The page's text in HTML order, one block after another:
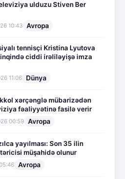
ulduzu Stiven Ber
10:43 Avropa
tennisçi Kristina Lyutova
ciddi irəliləyişə imza
11:06 Dünya
xərçənglə mübarizədən
fəaliyyətinə fasilə verir
00:59 Avropa
yayılması: Son 35 ilin
müşahidə olunur
Avropa